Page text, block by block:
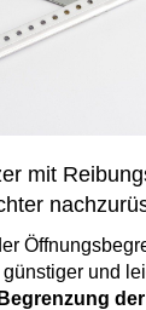
mit
und